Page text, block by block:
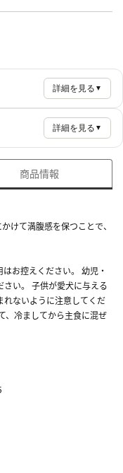
詳細を見る ▼
詳細を見る ▼
商品情報
けて満腹感を保つことで、
お控えください。 幼児・
い。 子供が愛犬に与える
れないように注意してくだ
、冷ましてから主食に混ぜ